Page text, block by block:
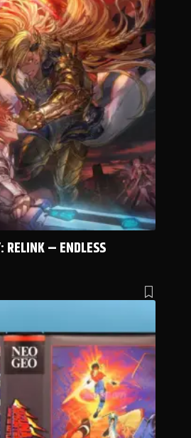
RELINK – ENDLESS